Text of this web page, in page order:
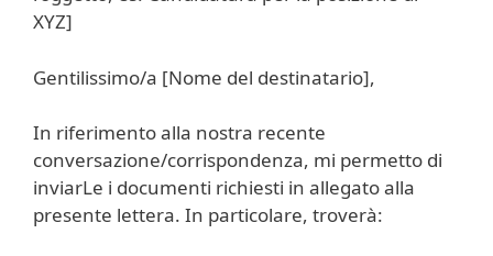
XYZ]
Gentilissimo/a [Nome del destinatario],
In riferimento alla nostra recente
conversazione/corrispondenza, mi permetto di
inviarLe i documenti richiesti in allegato alla
presente lettera. In particolare, troverà: